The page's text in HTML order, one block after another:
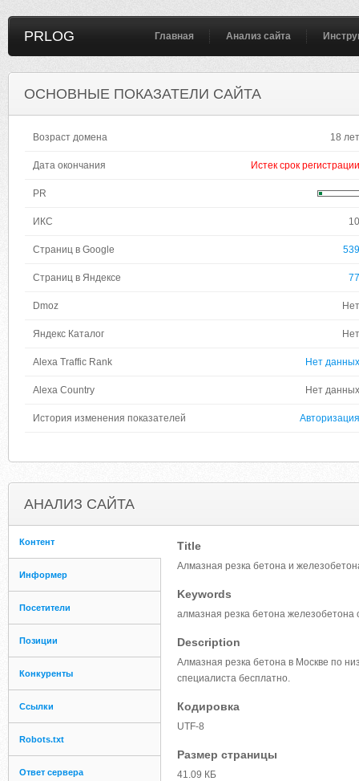
PRLOG Главная Анализ сайта
ОСНОВНЫЕ ПОКАЗАТЕЛИ САЙТА
Возраст домена 18 лет
Дата окончания Истек срок регистрации
PR
ИКС 10
Страниц в Google 539
Страниц в Яндексе 77
Dmoz Нет
Яндекс Каталог Нет
Alexa Traffic Rank Нет данных
Alexa Country Нет данных
История изменения показателей Авторизация
АНАЛИЗ САЙТА
Контент
Информер
Посетители
Позиции
Конкуренты
Ссылки
Robots.txt
Ответ сервера
Title
Алмазная резка бетона и
Keywords
алмазная резка бетона железобетона
Description
Алмазная резка бетона в Москве по
специалиста бесплатно.
Кодировка
UTF-8
Размер страницы
41.09 КБ